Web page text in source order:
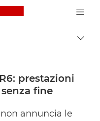
Canon Logo, back
prestazioni
fine
annuncia le